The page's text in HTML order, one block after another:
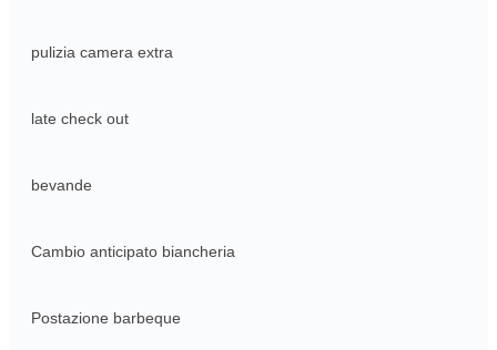
pulizia camera extra
late check out
bevande
Cambio anticipato biancheria
Postazione barbeque